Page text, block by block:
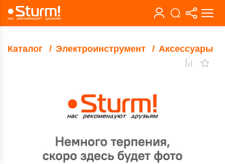
Каталог Электроинструмент Аксессуары